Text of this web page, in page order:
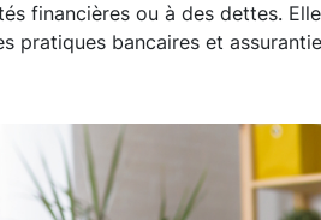
financières ou à des dettes.
pratiques bancaires et